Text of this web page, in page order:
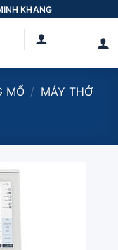
KHANG
MỔ / MÁY THỞ